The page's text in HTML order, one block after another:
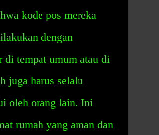
kode pos mereka
dengan
di tempat umum atau di
juga harus selalu
oleh orang lain. Ini
rumah yang aman dan